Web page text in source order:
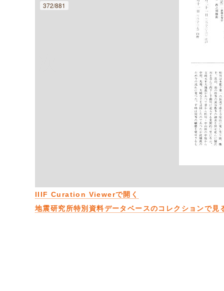
372/881
IIIF Curation Viewerで開く
地震研究所特別資料データベースのコレクションで見